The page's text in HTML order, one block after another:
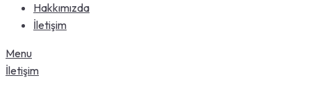
Hakkımızda
İletişim
Menu
İletişim